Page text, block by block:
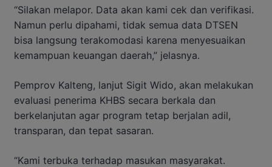
“Silakan melapor. Data akan kami cek dan verifikasi.
Namun perlu dipahami, tidak semua data DTSEN
bisa langsung terakomodasi karena menyesuaikan
kemampuan keuangan daerah,” jelasnya.
Pemprov Kalteng, lanjut Sigit Wido, akan melakukan
evaluasi penerima KHBS secara berkala dan
berkelanjutan agar program tetap berjalan adil,
transparan, dan tepat sasaran.
“Kami terbuka terhadap masukan masyarakat.